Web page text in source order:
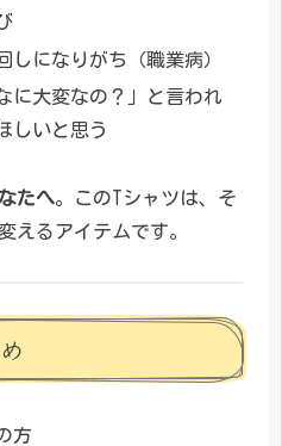
しになりがち（職業病）
に大変なの？」と言われ
しいと思う
たへ。このTシャツは、そ
えるアイテムです。
方